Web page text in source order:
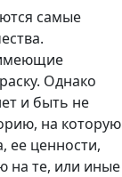
самые
Однако
и быть не
на которую
ее ценности,
на те, или иные